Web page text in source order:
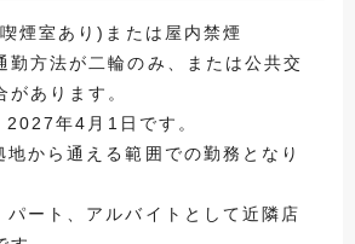
煙室あり)または屋内禁煙
方法が二輪のみ、または公共交
があります。
年4月1日です。
から通える範囲での勤務となり
ート、アルバイトとして近隣店